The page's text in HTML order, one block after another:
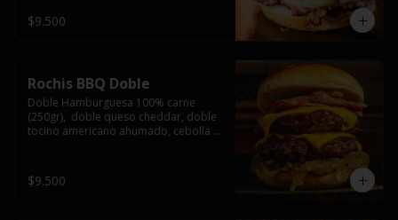
$9.500
Rochis BBQ Doble
Doble Hamburguesa 100% carne
(250gr),  doble queso cheddar, doble
tocino americano ahumado, cebolla
$9.500